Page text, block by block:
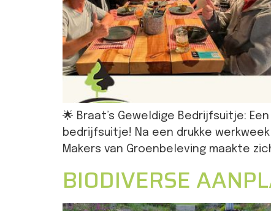
🌟 Braat’s Geweldige Bedrijfsuitje:
bedrijfsuitje! Na een drukke
Makers van Groenbeleving maakte
BIODIVERSE